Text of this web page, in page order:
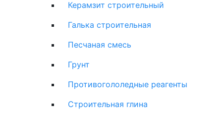
Керамзит строительный
Галька строительная
Песчаная смесь
Грунт
Противогололедные реагенты
Строительная глина